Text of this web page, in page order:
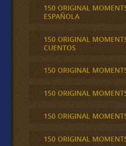
150 ORIGINAL
ESPAÑOLA
150 ORIGINAL
CUENTOS
150 ORIGINAL
150 ORIGINAL
150 ORIGINAL
150 ORIGINAL